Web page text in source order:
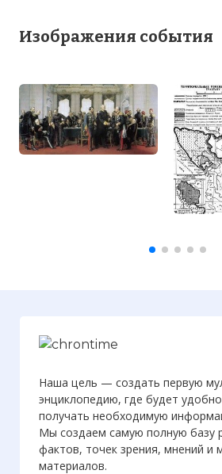
Изображения события
Наша цель — создать первую
энциклопедию, где будет
получать необходимую
Мы создаем самую полную базу
фактов, точек зрения, мнений и
материалов.